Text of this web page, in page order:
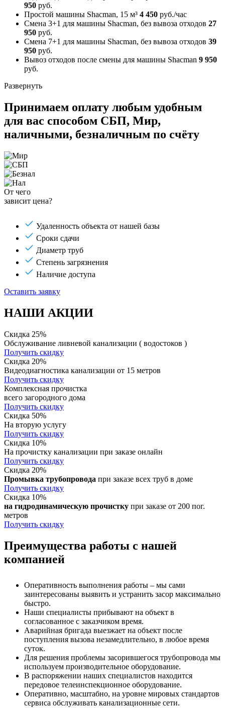
950 руб.
Простой машины Shacman, 15 м³ 4 450 руб./час
Смена 3+1 для машины Shacman, без вывоза отходов 27
950 руб.
Смена 7+1 для машины Shacman, без вывоза отходов 39
950 руб.
Вывоз отходов после смены для машины Shacman 9 950
руб.
Развернуть
Принимаем оплату любым удобным
для вас способом СБП, Мир,
наличными, безналичным по счёту
От чего
зависит цена?
Удаленность объекта от нашей базы
Сроки сдачи
Диаметр труб
Степень загрязнения
Наличие доступа
Оставить заявку
НАШИ АКЦИИ
Скидка 25%
Обслуживание ливневой канализации ( водостоков )
Получить скидку
Скидка 20%
Видеодиагностика канализации от 15 метров
Получить скидку
Комплексная прочистка
всего загородного дома
Получить скидку
Скидка 50%
На вторую услугу
Получить скидку
Скидка 10%
На прочистку канализации при заказе онлайн
Получить скидку
Скидка 20%
Промывка трубопровода при заказе всех труб в доме
Получить скидку
Скидка 10%
на гидродинамическую прочистку при заказе от 200 пог.
метров
Получить скидку
Преимущества работы с нашей
компанией
Оперативность выполнения работы – мы сами
заинтересованы выявить и устранить засор максимально
быстро.
Наши специалисты прибывают на объект в
согласованное с заказчиком время.
Аварийная бригада выезжает на объект после
поступления вызова незамедлительно, в любое время
суток.
Для решения проблемы засорившегося трубопровода мы
используем производительное оборудование.
В распоряжении наших специалистов находится
передовое телеинспекционное оборудование.
Оперативно, масштабно, на уровне мировых стандартов
сервиса обслуживать канализационные сети.